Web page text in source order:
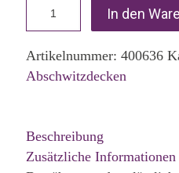
In den
Artikelnummer: 400636
Abschwitzdecken
Beschreibung
Zusätzliche Informationen